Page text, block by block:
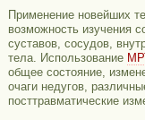
Применение новейших
возможность изучения
суставов, сосудов,
тела. Использование
общее состояние,
очаги недугов,
посттравматические